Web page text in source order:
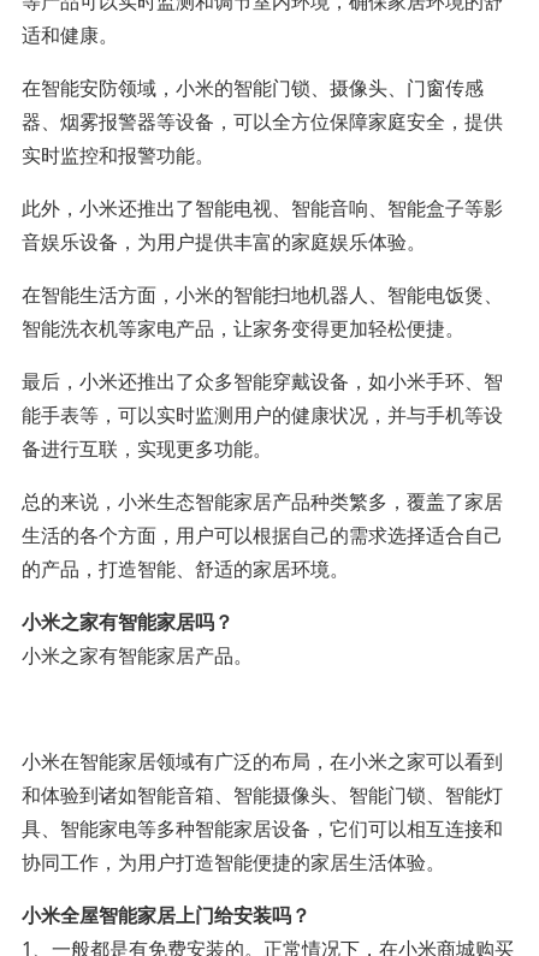
适和健康。
在智能安防领域，小米的智能门锁、摄像头、门窗传感
器、烟雾报警器等设备，可以全方位保障家庭安全，提供
实时监控和报警功能。
此外，小米还推出了智能电视、智能音响、智能盒子等影
音娱乐设备，为用户提供丰富的家庭娱乐体验。
在智能生活方面，小米的智能扫地机器人、智能电饭煲、
智能洗衣机等家电产品，让家务变得更加轻松便捷。
最后，小米还推出了众多智能穿戴设备，如小米手环、智
能手表等，可以实时监测用户的健康状况，并与手机等设
备进行互联，实现更多功能。
总的来说，小米生态智能家居产品种类繁多，覆盖了家居
生活的各个方面，用户可以根据自己的需求选择适合自己
的产品，打造智能、舒适的家居环境。
小米之家有智能家居吗？
小米之家有智能家居产品。
小米在智能家居领域有广泛的布局，在小米之家可以看到
和体验到诸如智能音箱、智能摄像头、智能门锁、智能灯
具、智能家电等多种智能家居设备，它们可以相互连接和
协同工作，为用户打造智能便捷的家居生活体验。
小米全屋智能家居上门给安装吗？
1、一般都是有免费安装的。正常情况下，在小米商城购买